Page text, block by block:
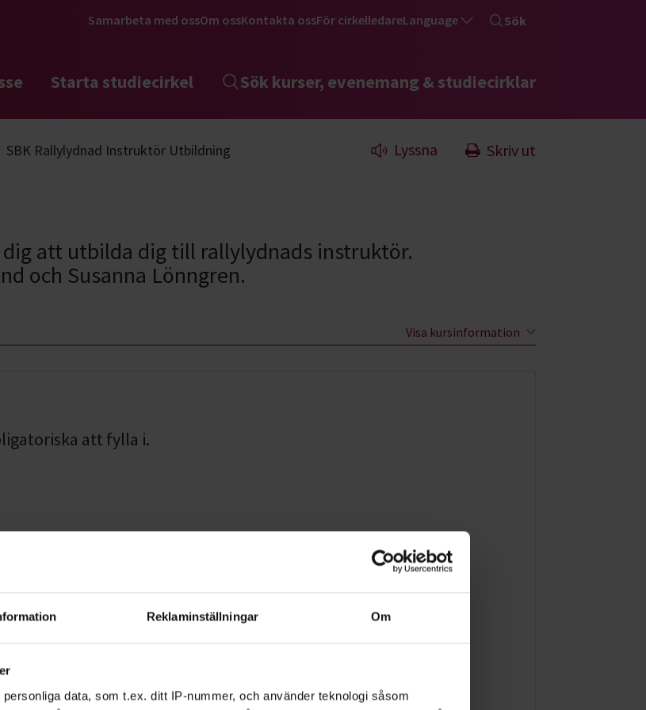
Reklaminställningar Om
personliga data, som t.ex. ditt IP-nummer, och använder teknologi såsom
Samarbeta med ossOm ossKontakta ossFör cirkelledareLanguage Sök
Starta studiecirkel Sök kurser, evenemang & studiecirklar
SBK Rallylydnad Instruktör Utbildning Lyssna Skriv ut
att utbilda dig till rallylydnads instruktör.
och Susanna Lönngren.
Visa kursinformation
att fylla i.
*